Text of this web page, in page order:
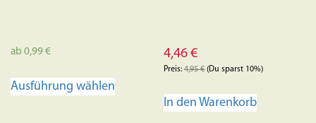
ab 0,99€
Ausführung wählen
4,46€
Preis:4,95€(Du sparst 10%)
In den Warenkorb